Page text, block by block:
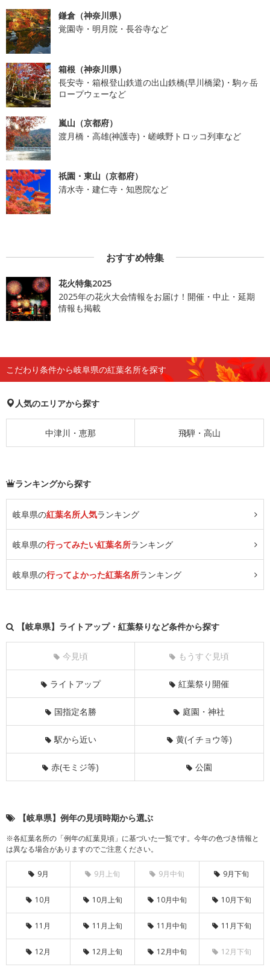
鎌倉（神奈川県）
覚園寺・明月院・長谷寺など
箱根（神奈川県）
長安寺・箱根登山鉄道の出山鉄橋(早川橋梁)・駒ヶ岳
ロープウェーなど
嵐山（京都府）
渡月橋・高雄(神護寺)・嵯峨野トロッコ列車など
祇園・東山（京都府）
清水寺・建仁寺・知恩院など
おすすめ特集
花火特集2025
2025年の花火大会情報をお届け！開催・中止・延期
情報も掲載
こだわり条件から岐阜県の紅葉名所を探す
人気のエリアから探す
中津川・恵那 飛騨・高山
ランキングから探す
岐阜県の紅葉名所人気ランキング
岐阜県の行ってみたい紅葉名所ランキング
岐阜県の行ってよかった紅葉名所ランキング
【岐阜県】ライトアップ・紅葉祭りなど条件から探す
今見頃 もうすぐ見頃
ライトアップ 紅葉祭り開催
国指定名勝 庭園・神社
駅から近い 黄(イチョウ等)
赤(モミジ等) 公園
【岐阜県】例年の見頃時期から選ぶ
※各紅葉名所の「例年の紅葉見頃」に基づいた一覧です。今年の色づき情報と
は異なる場合がありますのでご注意ください。
9月 9月上旬 9月中旬 9月下旬
10月 10月上旬 10月中旬 10月下旬
11月 11月上旬 11月中旬 11月下旬
12月 12月上旬 12月中旬 12月下旬